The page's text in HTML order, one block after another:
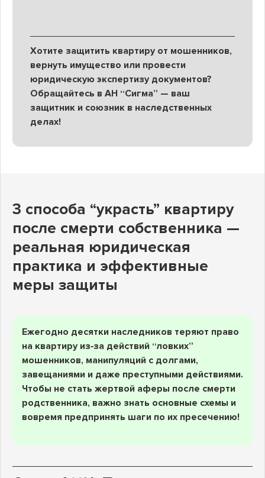
Хотите защитить квартиру от мошенников,
вернуть имущество или провести
юридическую экспертизу документов?
Обращайтесь в АН “Сигма” — ваш
защитник и союзник в наследственных
делах!
3 способа “украсть” квартиру
после смерти собственника —
реальная юридическая
практика и эффективные
меры защиты
Ежегодно десятки наследников теряют право
на квартиру из‑за действий “ловких”
мошенников, манипуляций с долгами,
завещаниями и даже преступными действиями.
Чтобы не стать жертвой аферы после смерти
родственника, важно знать основные схемы и
вовремя предпринять шаги по их пресечению!